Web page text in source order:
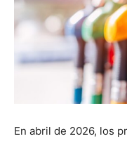
En abril de 2026, los